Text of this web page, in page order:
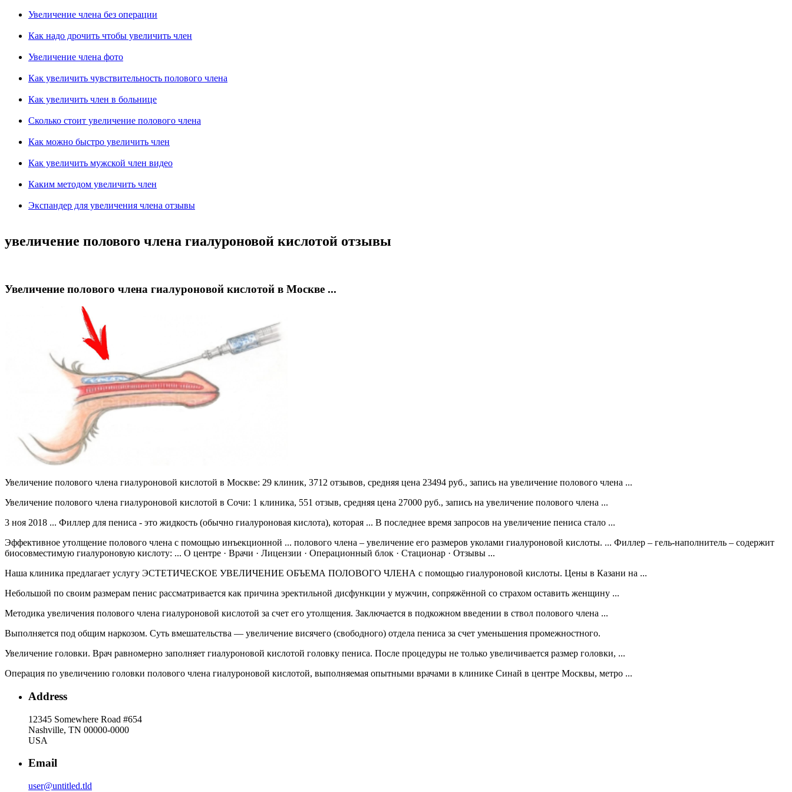
Увеличение члена без операции
Как надо дрочить чтобы увеличить член
Увеличение члена фото
Как увеличить чувствительность полового члена
Как увеличить член в больнице
Сколько стоит увеличение полового члена
Как можно быстро увеличить член
Как увеличить мужской член видео
Каким методом увеличить член
Экспандер для увеличения члена отзывы
увеличение полового члена гиалуроновой кислотой отзывы
Увеличение полового члена гиалуроновой кислотой в Москве ...
Увеличение полового члена гиалуроновой кислотой в Москве: 29 клиник, 3712 отзывов, средняя цена 23494 руб., запись на увеличение полового члена ...
Увеличение полового члена гиалуроновой кислотой в Сочи: 1 клиника, 551 отзыв, средняя цена 27000 руб., запись на увеличение полового члена ...
3 ноя 2018 ... Филлер для пениса - это жидкость (обычно гиалуроновая кислота), которая ... В последнее время запросов на увеличение пениса стало ...
Эффективное утолщение полового члена с помощью инъекционной ... полового члена – увеличение его размеров уколами гиалуроновой кислоты. ... Филлер – гель-наполнитель – содержит
биосовместимую гиалуроновую кислоту: ... О центре · Врачи · Лицензии · Операционный блок · Стационар · Отзывы ...
Наша клиника предлагает услугу ЭСТЕТИЧЕСКОЕ УВЕЛИЧЕНИЕ ОБЪЕМА ПОЛОВОГО ЧЛЕНА с помощью гиалуроновой кислоты. Цены в Казани на ...
Небольшой по своим размерам пенис рассматривается как причина эректильной дисфункции у мужчин, сопряжённой со страхом оставить женщину ...
Методика увеличения полового члена гиалуроновой кислотой за счет его утолщения. Заключается в подкожном введении в ствол полового члена ...
Выполняется под общим наркозом. Суть вмешательства — увеличение висячего (свободного) отдела пениса за счет уменьшения промежностного.
Увеличение головки. Врач равномерно заполняет гиалуроновой кислотой головку пениса. После процедуры не только увеличивается размер головки, ...
Операция по увеличению головки полового члена гиалуроновой кислотой, выполняемая опытными врачами в клинике Синай в центре Москвы, метро ...
Address
12345 Somewhere Road #654
Nashville, TN 00000-0000
USA
Email
user@untitled.tld